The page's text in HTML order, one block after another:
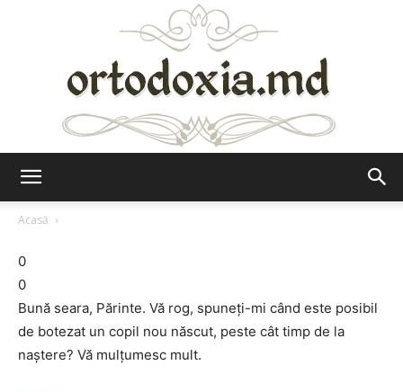
Acasă
0
0
Bună seara, Părinte. Vă rog, spuneţi-mi când este posibil
de botezat un copil nou născut, peste cât timp de la
naştere? Vă mulţumesc mult.